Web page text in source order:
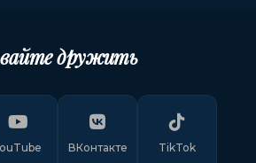
дружить
ВКонтакте TikTok